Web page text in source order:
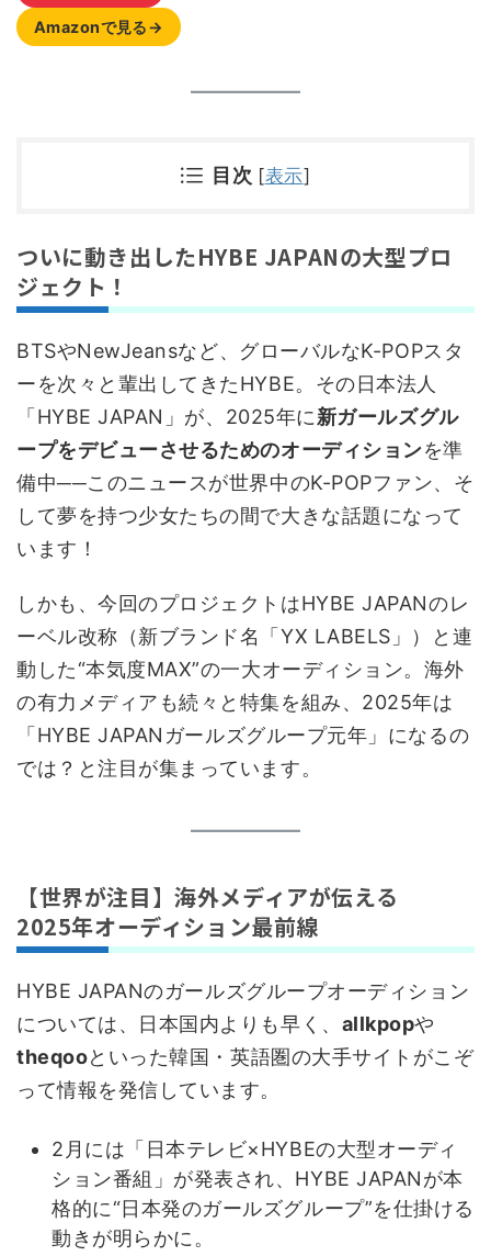
Amazonで見る→
目次 [表示]
ついに動き出したHYBE JAPANの大型プロ
ジェクト！
BTSやNewJeansなど、グローバルなK-POPスタ
ーを次々と輩出してきたHYBE。その日本法人
「HYBE JAPAN」が、2025年に新ガールズグル
ープをデビューさせるためのオーディションを準
備中──このニュースが世界中のK-POPファン、そ
して夢を持つ少女たちの間で大きな話題になって
います！
しかも、今回のプロジェクトはHYBE JAPANのレ
ーベル改称（新ブランド名「YX LABELS」）と連
動した“本気度MAX”の一大オーディション。海外
の有力メディアも続々と特集を組み、2025年は
「HYBE JAPANガールズグループ元年」になるの
では？と注目が集まっています。
【世界が注目】海外メディアが伝える
2025年オーディション最前線
HYBE JAPANのガールズグループオーディション
については、日本国内よりも早く、 allkpopや
theqooといった韓国・英語圏の大手サイトがこぞ
って情報を発信しています。
2月には「日本テレビ×HYBEの大型オーディ
ション番組」が発表され、HYBE JAPANが本
格的に“日本発のガールズグループ”を仕掛ける
動きが明らかに。